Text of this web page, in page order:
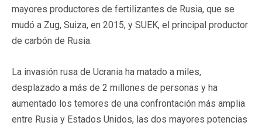
mayores productores de fertilizantes de Rusia, que se
mudó a Zug, Suiza, en 2015, y SUEK, el principal productor
de carbón de Rusia.
La invasión rusa de Ucrania ha matado a miles,
desplazado a más de 2 millones de personas y ha
aumentado los temores de una confrontación más amplia
entre Rusia y Estados Unidos, las dos mayores potencias